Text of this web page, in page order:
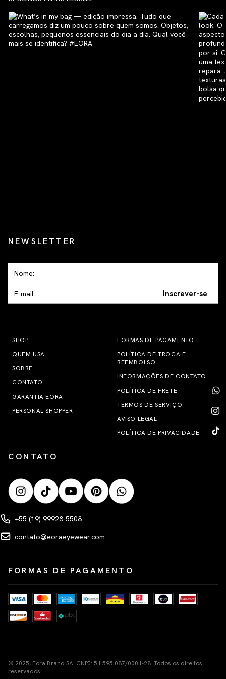
NEWSLETTER
Inscrever-se
SHOP
QUEM USA
SOBRE
CONTATO
GARANTIA EORA
PERSONAL SHOPPER
FORMAS DE PAGAMENTO
POLÍTICA DE TROCA E
REEMBOLSO
INFORMAÇÕES DE CONTATO
POLÍTICA DE FRETE
TERMOS DE SERVIÇO
AVISO LEGAL
POLÍTICA DE PRIVACIDADE
CONTATO
+55 (19) 99928-5508
contato@eoraeyewear.com
FORMAS DE PAGAMENTO
© 2025, Eora Brand SA. CNPJ: 51.595.087/0001-28. Todos os direitos
reservados.